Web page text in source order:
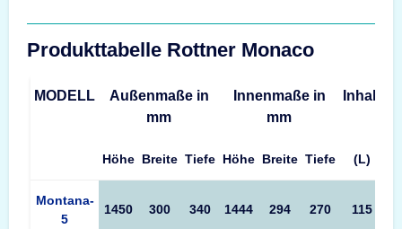
Produkttabelle Rottner Monaco
MODELL
Außenmaße in
mm
Innenmaße in
mm
Inhalt
Höhe Breite Tiefe Höhe Breite Tiefe (L)
Montana-
5
1450 300 340 1444 294 270 115